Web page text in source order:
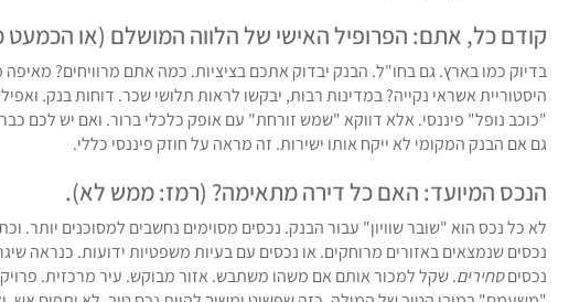
קודם כל, אתם: הפרופיל האישי של הלווה המושלם (או
בדיוק כמו בארץ. גם בחו"ל. הבנק יבדוק אתכם בציציות. כמה אתם מרוויחים?
היסטוריית אשראי נקייה? במדינות רבות, יבקשו לראות תלושי שכר. דוחות בנק.
"כוכב נופל" פיננסי. אלא דווקא "שמש זורחת" עם אופק כלכלי ברור. ואם יש לכם
גם אם הבנק המקומי לא ייקח אותו ישירות. זה מראה על חוזק פיננסי כללי.
הנכס המיועד: האם כל דירה מתאימה? (רמז: ממש לא).
לא כל נכס הוא "שובר שוויון" עבור הבנק. נכסים מסוימים נחשבים למסוכנים יותר.
נכסים שנמצאים באזורים מרוחקים. או נכסים עם בעיות משפטיות ידועות. כנראה
נכסיםסחירים. שקל למכור אותם אם משהו משתבש. אזור מבוקש. עיר מרכזית.